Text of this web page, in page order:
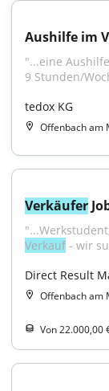
Aushilfe im
"...eine
9 Stunden/
tedox KG
Offenbach am
Verkäufer
Verkauf - wir
Direct Result
Offenbach am
Von 22.000,00